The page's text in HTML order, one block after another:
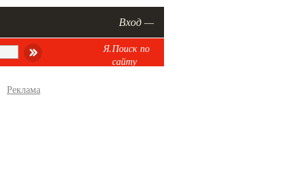
Вход —
Я.Поиск по
сайту
Реклама